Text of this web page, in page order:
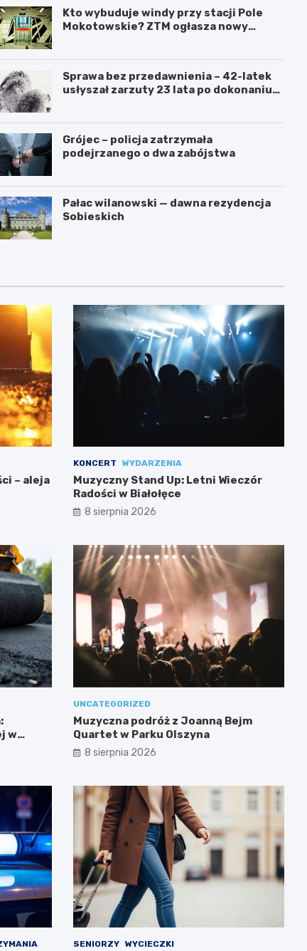
Kto wybuduje windy przy stacji Pole
Mokotowskie? ZTM ogłasza nowy
Sprawa bez przedawnienia – 42-latek
usłyszał zarzuty 23 lata po dokonaniu
Grójec – policja zatrzymała
podejrzanego o dwa zabójstwa
Pałac wilanowski — dawna rezydencja
Sobieskich
– aleja
KONCERT WYDARZENIA
Muzyczny Stand Up: Letni Wieczór
Radości w Białołęce
8 sierpnia 2026
w
UNCATEGORIZED
Muzyczna podróż z Joanną Bejm
Quartet w Parku Olszyna
8 sierpnia 2026
SENIORZY WYCIECZKI